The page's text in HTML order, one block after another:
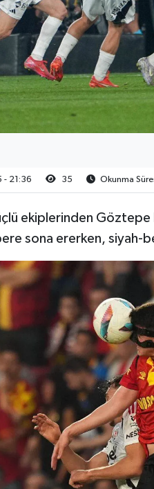
- 21:36 35 Okunma
ekiplerinden Göztepe
sona ererken, siyah-